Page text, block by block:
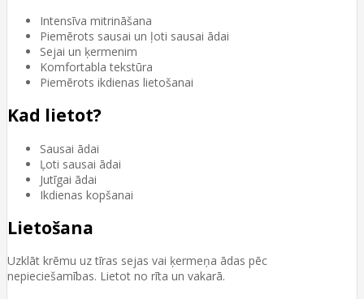
Intensīva mitrināšana
Piemērots sausai un ļoti sausai ādai
Sejai un ķermenim
Komfortabla tekstūra
Piemērots ikdienas lietošanai
Kad lietot?
Sausai ādai
Ļoti sausai ādai
Jutīgai ādai
Ikdienas kopšanai
Lietošana
Uzklāt krēmu uz tīras sejas vai ķermeņa ādas pēc
nepieciešamības. Lietot no rīta un vakarā.